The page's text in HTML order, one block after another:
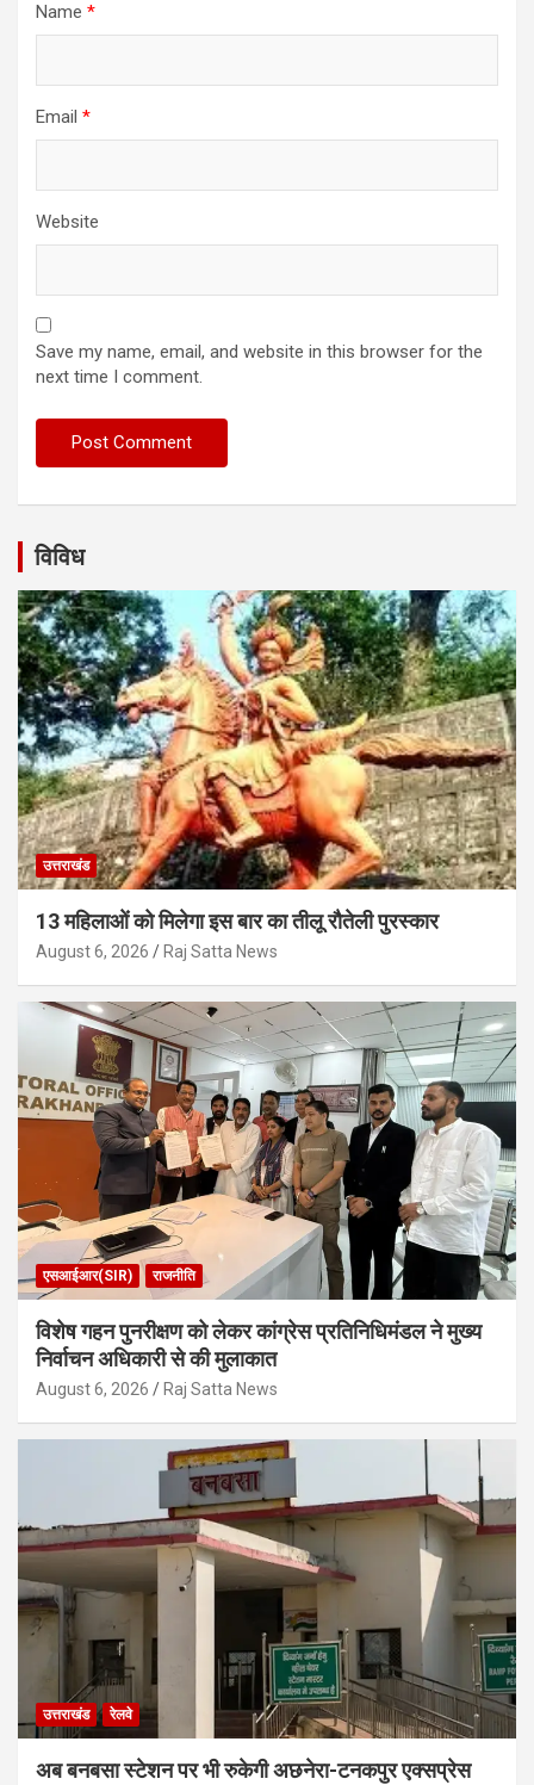
Name *
Email *
Website
Save my name, email, and website in this browser for the
next time I comment.
विविध
उत्तराखंड
13 महिलाओं को मिलेगा इस बार का तीलू रौतेली पुरस्कार
August 6, 2026 Raj Satta News
एसआईआर(SIR) राजनीति
विशेष गहन पुनरीक्षण को लेकर कांग्रेस प्रतिनिधिमंडल ने मुख्य
निर्वाचन अधिकारी से की मुलाकात
August 6, 2026 Raj Satta News
उत्तराखंड रेलवे
अब बनबसा स्टेशन पर भी रुकेगी अछनेरा-टनकपुर एक्सप्रेस